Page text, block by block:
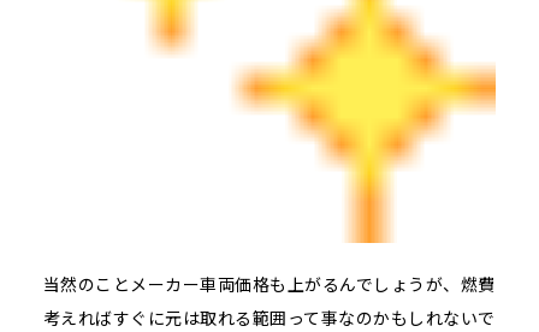
当然のことメーカー車両価格も上がるんでしょうが、燃費
考えればすぐに元は取れる範囲って事なのかもしれないで